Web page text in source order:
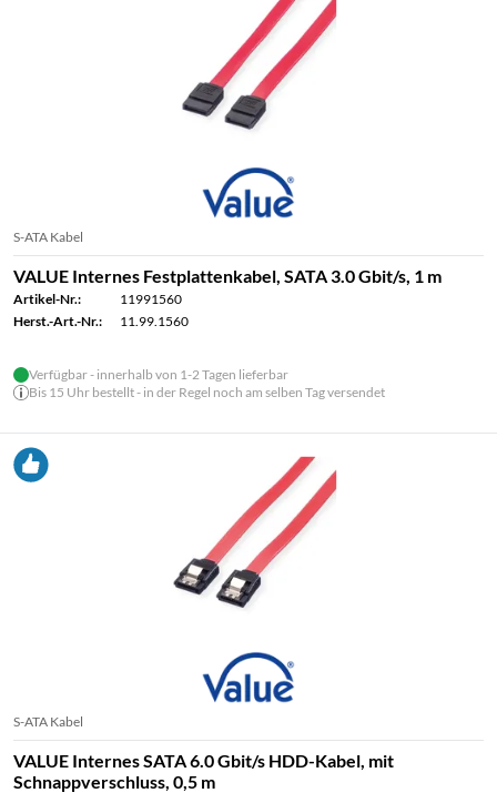
S-ATA Kabel
VALUE Internes Festplattenkabel, SATA 3.0 Gbit/s, 1 m
Artikel-Nr.:
11991560
Herst.-Art.-Nr.:
11.99.1560
Verfügbar - innerhalb von 1-2 Tagen lieferbar
Bis 15 Uhr bestellt - in der Regel noch am selben Tag versendet
S-ATA Kabel
VALUE Internes SATA 6.0 Gbit/s HDD-Kabel, mit
Schnappverschluss, 0,5 m